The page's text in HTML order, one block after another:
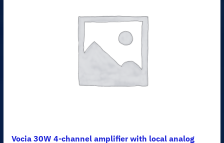
Vocia 30W 4-channel amplifier with local analog